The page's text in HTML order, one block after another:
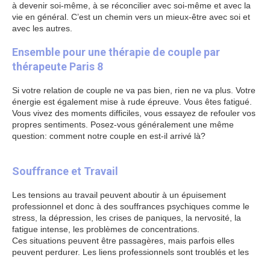
à devenir soi-même, à se réconcilier avec soi-même et avec la
vie en général. C’est un chemin vers un mieux-être avec soi et
avec les autres.
Ensemble pour une thérapie de couple par
thérapeute Paris 8
Si votre relation de couple ne va pas bien, rien ne va plus. Votre
énergie est également mise à rude épreuve. Vous êtes fatigué.
Vous vivez des moments difficiles, vous essayez de refouler vos
propres sentiments. Posez-vous généralement une même
question: comment notre couple en est-il arrivé là?
Souffrance et Travail
Les tensions au travail peuvent aboutir à un épuisement
professionnel et donc à des souffrances psychiques comme le
stress, la dépression, les crises de paniques, la nervosité, la
fatigue intense, les problèmes de concentrations.
Ces situations peuvent être passagères, mais parfois elles
peuvent perdurer. Les liens professionnels sont troublés et les